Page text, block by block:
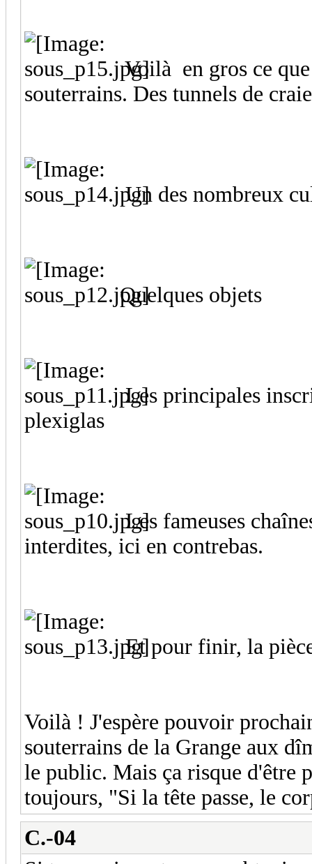
Voilà en gros ce que
souterrains. Des tunnels de
Un des nombreux
Quelques objets
Les principales
plexiglas
Les fameuses
interdites, ici en contrebas.
Et pour finir, la
Voilà ! J'espère pouvoir
souterrains de la Grange aux
le public. Mais ça risque
toujours, "Si la tête passe, le
C.-04